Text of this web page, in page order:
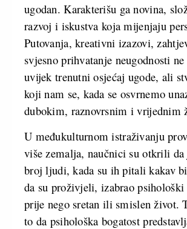
ugodan. Karakterišu ga novina,
razvoj i iskustva koja mijenjaju
Putovanja, kreativni izazovi,
svjesno prihvatanje neugodnosti ne
uvijek trenutni osjećaj ugode, ali
koji nam se, kada se osvrnemo
dubokim, raznovrsnim i vrijednim
U međukulturnom istraživanju
više zemalja, naučnici su otkrili da
broj ljudi, kada su ih pitali kakav
da su proživjeli, izabrao
prije nego sretan ili smislen život.
to da psihološka bogatost